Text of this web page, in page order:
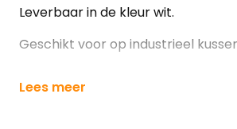
Leverbaar in de kleur wit.
Geschikt voor op industrieel
Lees meer